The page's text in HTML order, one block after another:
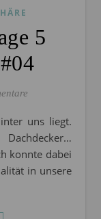
5
konnte dabei
in unsere